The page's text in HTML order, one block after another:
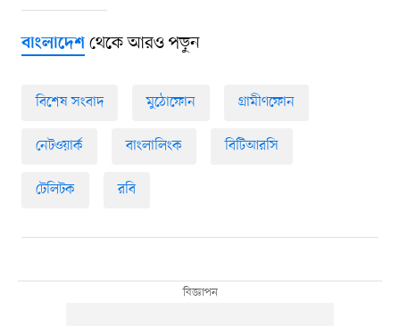
বাংলাদেশথেকে আরও পড়ুন
বিশেষ সংবাদ মুঠোফোন গ্রামীণফোন
নেটওয়ার্ক বাংলালিংক বিটিআরসি
টেলিটক রবি